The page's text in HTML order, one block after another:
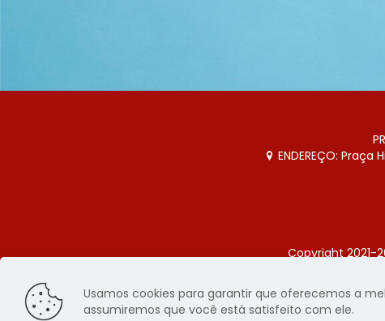
ENDEREÇO:
Copyright 2021-
Página
Usamos cookies para garantir que oferecemos a
assumiremos que você está satisfeito com ele.